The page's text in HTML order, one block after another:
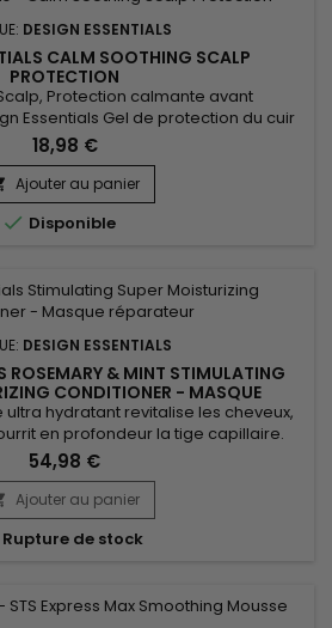
DESIGN ESSENTIALS
CALM SOOTHING SCALP
PROTECTION
Protection calmante avant
Essentials Gel de protection du cuir
Sa formule enrichie
(menthe, aloé vera, karité) lui
cuir chevelu d'éventuelles irritations
de défrisage. &nbsp;Gelée légère
permettant une...
18,98 €
Ajouter au panier
 Disponible
DESIGN ESSENTIALS
ROSEMARY & MINT STIMULATING
CONDITIONER - MASQUE
ET POUSSE CHEVEUX
hydratant revitalise les cheveux,
en profondeur la tige capillaire.
Design Essentials Rosemary & Mint
Conditioner stimule le cuir
circulation sanguine, apporte une
fraîcheur et favorise une croissance...
54,98 €
Ajouter au panier
Rupture de stock